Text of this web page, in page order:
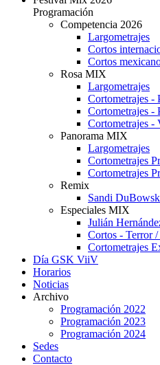
Programación
Competencia 2026
Largometrajes
Cortos
Cortos
Rosa MIX
Largometrajes
Cortometrajes -
Cortometrajes -
Cortometrajes -
Panorama MIX
Largometrajes
Cortometrajes
Cortometrajes
Remix
Sandi
Especiales MIX
Julián
Cortos - Terror
Cortometrajes
Día GSK ViiV
Horarios
Noticias
Archivo
Programación 2022
Programación 2023
Programación 2024
Sedes
Contacto